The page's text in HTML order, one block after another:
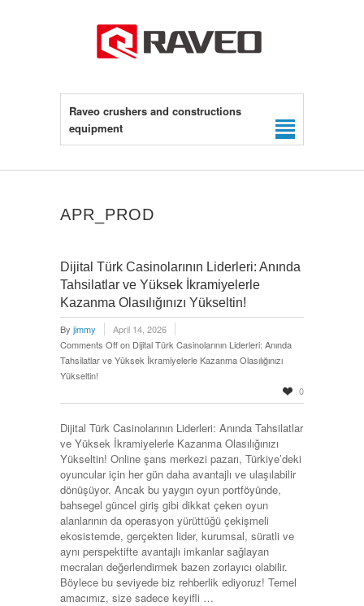
Raveo crushers and constructions
equipment
APR_PROD
Dijital Türk Casinolarının Liderleri: Anında
Tahsilatlar ve Yüksek İkramiyelerle
Kazanma Olasılığınızı Yükseltin!
By jimmy
April 14, 2026
Comments Offon Dijital Türk Casinolarının Liderleri: Anında
Tahsilatlar ve Yüksek İkramiyelerle Kazanma Olasılığınızı
Yükseltin!
0
Dijital Türk Casinolarının Liderleri: Anında Tahsilatlar
ve Yüksek İkramiyelerle Kazanma Olasılığınızı
Yükseltin! Online şans merkezi pazarı, Türkiye’deki
oyuncular için her gün daha avantajlı ve ulaşılabilir
dönüşüyor. Ancak bu yaygın oyun portföyünde,
bahsegel güncel giriş gibi dikkat çeken oyun
alanlarının da operasyon yürüttüğü çekişmeli
ekosistemde, gerçekten lider, kurumsal, süratli ve
aynı perspektifte avantajlı imkanlar sağlayan
mecraları değerlendirmek bazen zorlayıcı olabilir.
Böylece bu seviyede biz rehberlik ediyoruz! Temel
amacımız, size sadece keyifli …